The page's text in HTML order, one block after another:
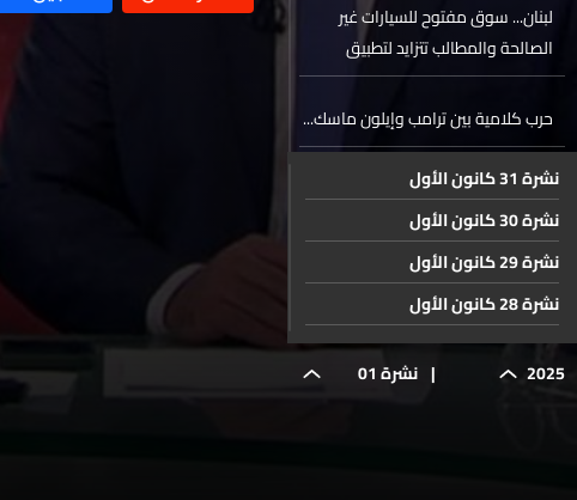
لبنان... سوق مفتوح للسيارات غير
الصالحة والمطالب تتزايد لتطبيق
القانون
حرب كلامية بين ترامب وإيلون ماسك...
جولة القديسة تيريزيا من قضاء عروس
الشلالات الى قضاء صيدا
حال الطقس
2025
| نشرة 01
نشرة 31 كانون الأول
نشرة 30 كانون الأول
نشرة 29 كانون الأول
نشرة 28 كانون الأول
نشرة 27 كانون الأول
نشرة 26 كانون الأول